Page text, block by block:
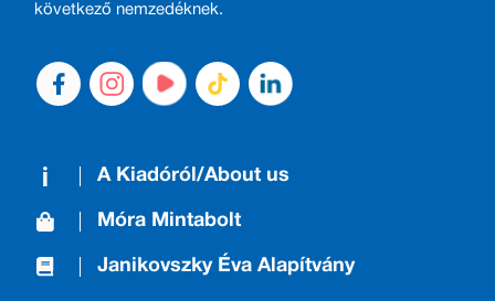
következő nemzedéknek.
A Kiadóról/About us
Móra Mintabolt
Janikovszky Éva Alapítvány